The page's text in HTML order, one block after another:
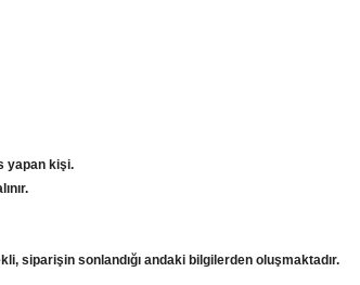
yapan kişi.
siparişin sonlandığı andaki bilgilerden oluşmaktadır.